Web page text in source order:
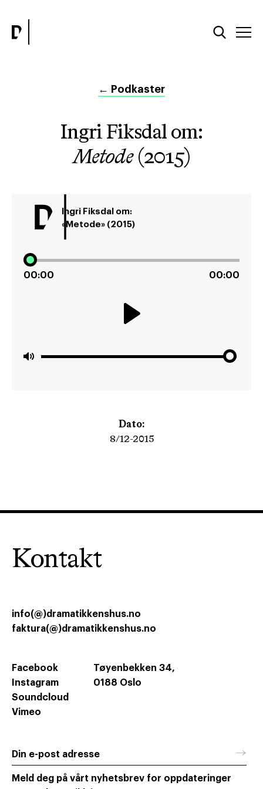
← Podkaster
Ingri Fiksdal om:
Metode (2015)
Ingri Fiksdal om:
«Metode» (2015)
00:00 00:00
Dato:
8/12-2015
Kontakt
Tøyenbekken 34,
0188 Oslo
info(@)dramatikkenshus.no
faktura(@)dramatikkenshus.no
Facebook
Instagram
Soundcloud
Vimeo
Din e-post adresse →
Meld deg på vårt nyhetsbrev for oppdateringer